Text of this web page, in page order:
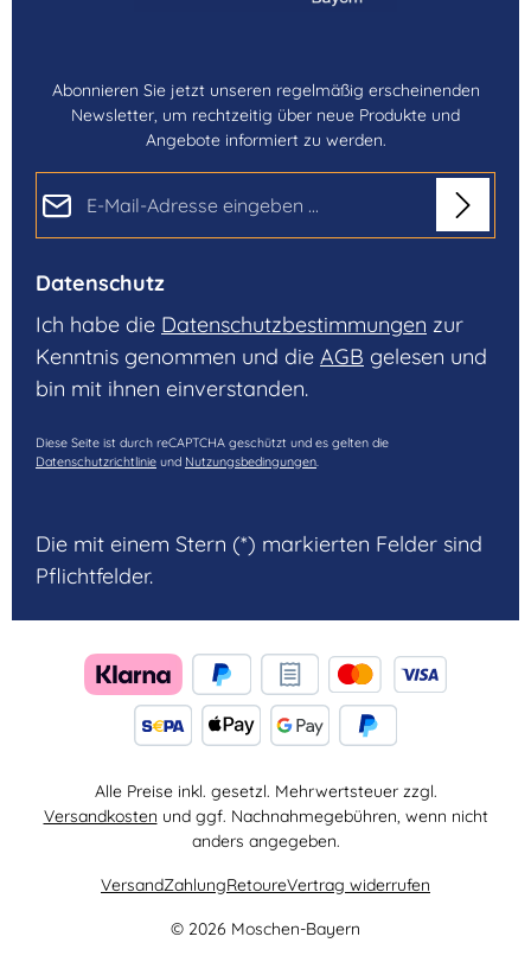
Abonnieren Sie jetzt unseren regelmäßig erscheinenden
Newsletter, um rechtzeitig über neue Produkte und
Angebote informiert zu werden.
Datenschutz
Ich habe die Datenschutzbestimmungen zur
Kenntnis genommen und die AGB gelesen und
bin mit ihnen einverstanden.
Diese Seite ist durch reCAPTCHA geschützt und es gelten die
Datenschutzrichtlinie und Nutzungsbedingungen.
Die mit einem Stern (*) markierten Felder sind
Pflichtfelder.
Alle Preise inkl. gesetzl. Mehrwertsteuer zzgl.
Versandkosten und ggf. Nachnahmegebühren, wenn nicht
anders angegeben.
© 2026 Moschen-Bayern
VersandZahlungRetoureVertrag widerrufen